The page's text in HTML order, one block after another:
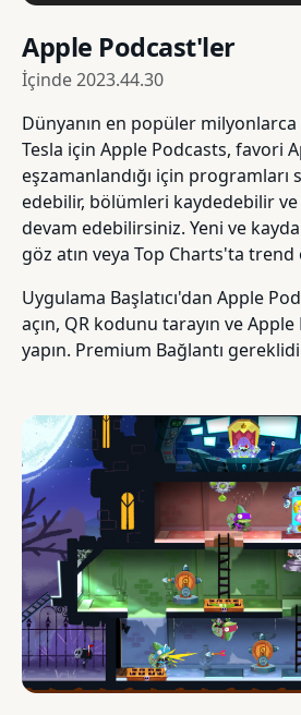
Apple Podcast'ler
İçinde2023.44.30
Dünyanın en popüler
Tesla için Apple Podcasts, favori
eşzamanlandığı için programları
edebilir, bölümleri kaydedebilir ve
devam edebilirsiniz. Yeni ve
göz atın veya Top Charts'ta trend
Uygulama Başlatıcı'dan Apple
açın, QR kodunu tarayın ve
yapın. Premium Bağlantı